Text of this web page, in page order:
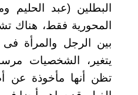
البطلين (عبد الحليم
المحورية فقط، هناك
بين الرجل والمرأة
يتغير، الشخصيات
تظن أنها مأخوذة عن